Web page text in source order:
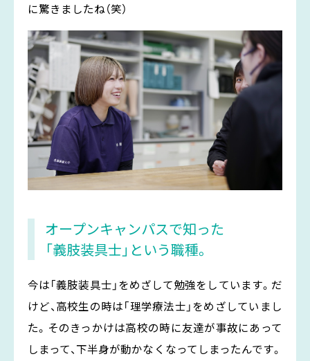
に驚きましたね（笑）
オープンキャンパスで知った
「義肢装具士」という職種。
今は「義肢装具士」をめざして勉強をしています。だ
けど、高校生の時は「理学療法士」をめざしていまし
た。そのきっかけは高校の時に友達が事故にあって
しまって、下半身が動かなくなってしまったんです。